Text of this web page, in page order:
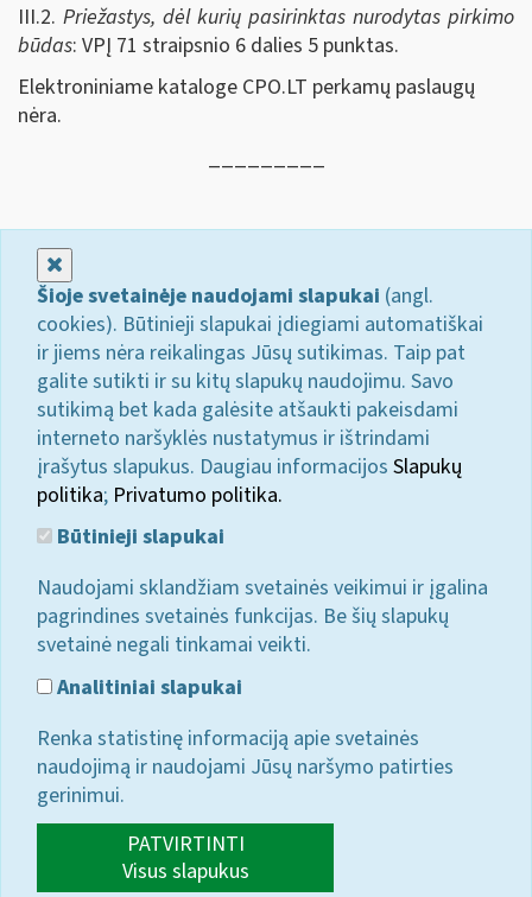
III.2. Priežastys, dėl kurių pasirinktas nurodytas pirkimo
būdas: VPĮ 71 straipsnio 6 dalies 5 punktas.
Elektroniniame kataloge CPO.LT perkamų paslaugų
nėra.
Šioje svetainėje naudojami slapukai (angl.
cookies). Būtinieji slapukai įdiegiami automatiškai
ir jiems nėra reikalingas Jūsų sutikimas. Taip pat
galite sutikti ir su kitų slapukų naudojimu. Savo
sutikimą bet kada galėsite atšaukti pakeisdami
interneto naršyklės nustatymus ir ištrindami
įrašytus slapukus. Daugiau informacijos Slapukų
politika; Privatumo politika.
Būtinieji slapukai
Naudojami sklandžiam svetainės veikimui ir įgalina
pagrindines svetainės funkcijas. Be šių slapukų
svetainė negali tinkamai veikti.
Analitiniai slapukai
Renka statistinę informaciją apie svetainės
naudojimą ir naudojami Jūsų naršymo patirties
gerinimui.
PATVIRTINTI
Visus slapukus